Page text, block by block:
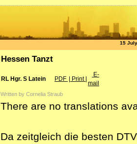
15
Hessen Tanzt
RL Hgr. S Latein PDF | Print |
E-
mail
Written by Cornelia Straub
There are no translations
Da zeitgleich die besten